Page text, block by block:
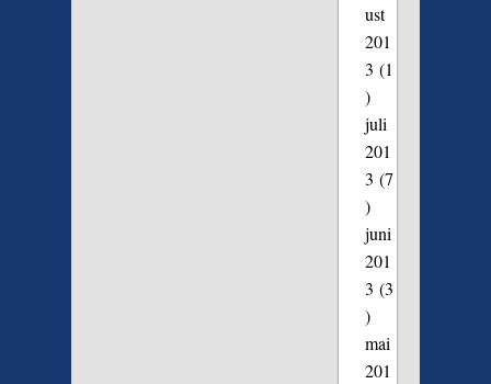
ust
201
3 (1
)
juli
201
3 (7
)
juni
201
3 (3
)
mai
201